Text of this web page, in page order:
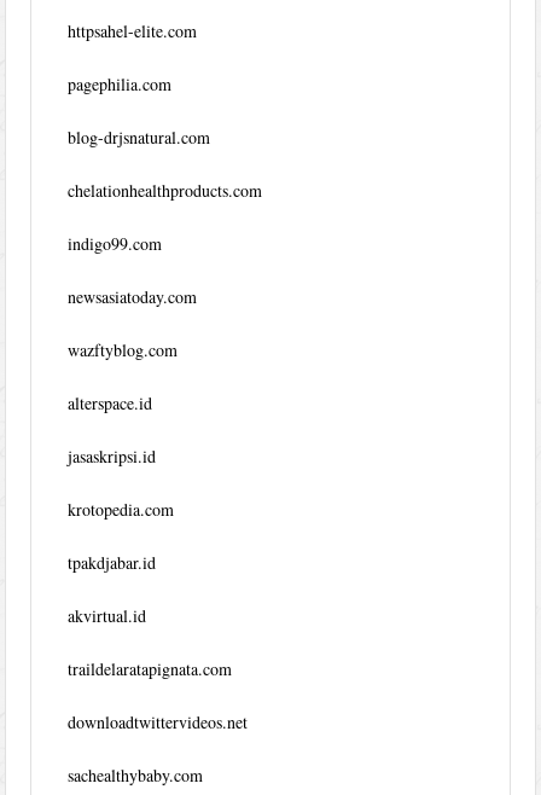
httpsahel-elite.com
pagephilia.com
blog-drjsnatural.com
chelationhealthproducts.com
indigo99.com
newsasiatoday.com
wazftyblog.com
alterspace.id
jasaskripsi.id
krotopedia.com
tpakdjabar.id
akvirtual.id
traildelaratapignata.com
downloadtwittervideos.net
sachealthybaby.com